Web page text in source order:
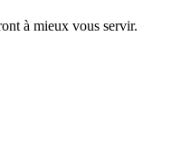
à mieux vous servir.